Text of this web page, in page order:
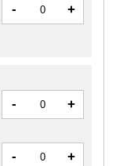
- +
- +
- +